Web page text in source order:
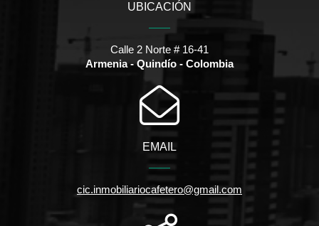
UBICACIÓN
Calle 2 Norte # 16-41
Armenia - Quindío - Colombia
EMAIL
cic.inmobiliariocafetero@gmail.com